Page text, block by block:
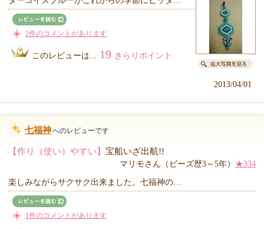
2件のコメントがあります
このレビューは... 19 きらりポイント
2013/04/01
七福神へのレビューです
【作り（使い）やすい】 宝船いざ出航!!
マリモさん（ビーズ歴3～5年） ★334
楽しみながらサクサク出来ました。七福神の…
1件のコメントがあります